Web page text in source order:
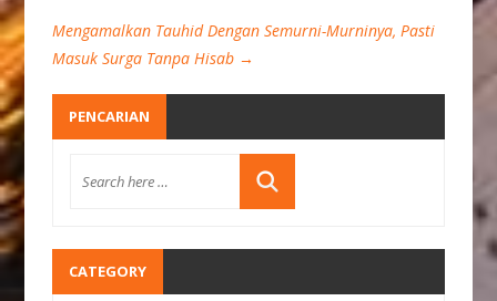
Mengamalkan Tauhid Dengan Semurni-Murninya, Pasti
Masuk Surga Tanpa Hisab →
PENCARIAN
CATEGORY